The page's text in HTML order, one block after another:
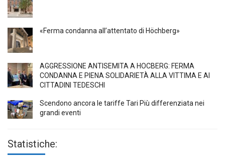
«Ferma condanna all’attentato di Höchberg»
AGGRESSIONE ANTISEMITA A HÖCBERG: FERMA
CONDANNA E PIENA SOLIDARIETÀ ALLA VITTIMA E AI
CITTADINI TEDESCHI
Scendono ancora le tariffe Tari Più differenziata nei
grandi eventi
Statistiche: